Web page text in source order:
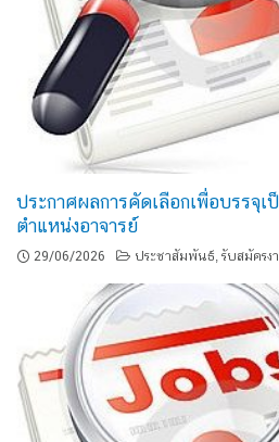
ประกาศผลการคัดเลือกเพื่อบรรจุ
ตำแหน่งอาจารย์
29/06/2026 ประชาสัมพันธ์, รับสมัครง